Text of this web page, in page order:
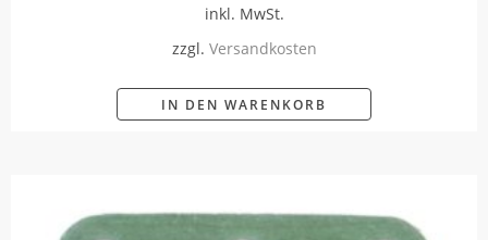
inkl. MwSt.
zzgl. Versandkosten
IN DEN WARENKORB